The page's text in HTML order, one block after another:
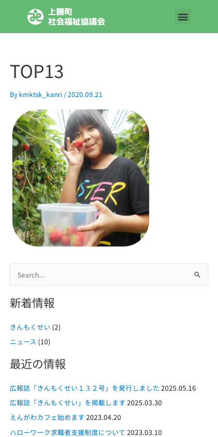
TOP13
By kmktsk_kanri /2020.09.21
索
対
:
新着情報
きんもくせい (2)
ニュース (10)
最近の情報
広報誌「きんもくせい１３２号」を発行しました 2025.05.16
広報誌「きんもくせい」を掲載します 2025.03.30
えんがわカフェ始めます 2023.04.20
ハローワーク求職者支援制度について 2023.03.10